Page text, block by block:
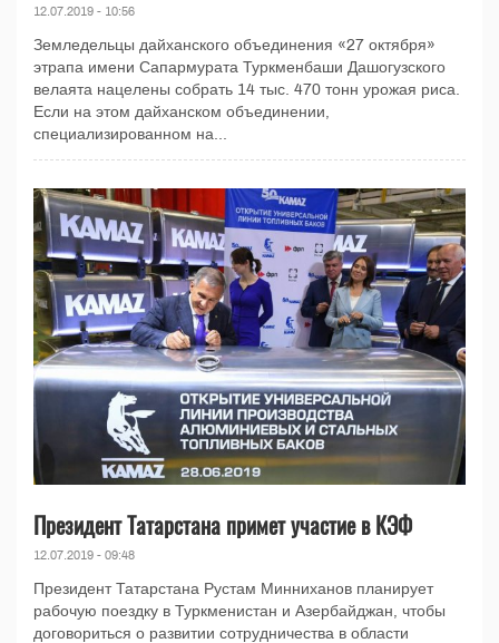
12.07.2019 - 10:56
Земледельцы дайханского объединения «27 октября»
этрапа имени Сапармурата Туркменбаши Дашогузского
велаята нацелены собрать 14 тыс. 470 тонн урожая риса.
Если на этом дайханском объединении,
специализированном на...
Президент Татарстана примет участие в КЭФ
12.07.2019 - 09:48
Президент Татарстана Рустам Минниханов планирует
рабочую поездку в Туркменистан и Азербайджан, чтобы
договориться о развитии сотрудничества в области